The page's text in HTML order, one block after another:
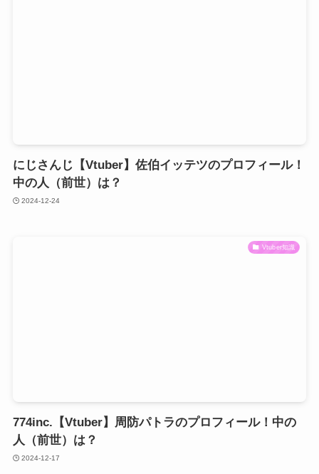
にじさんじ【Vtuber】佐伯イッテツのプロフィール！
中の人（前世）は？
2024-12-24
Vtuber知識
774inc.【Vtuber】周防パトラのプロフィール！中の
人（前世）は？
2024-12-17